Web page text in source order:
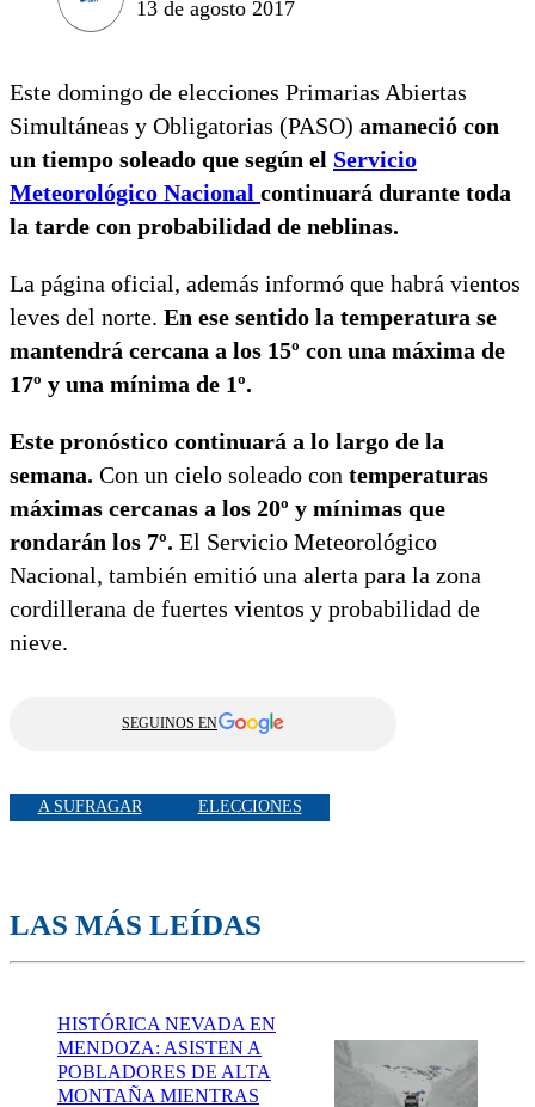
13 de agosto 2017
Este domingo de elecciones Primarias Abiertas
Simultáneas y Obligatorias (PASO) amaneció con
un tiempo soleado que según el Servicio
Meteorológico Nacional continuará durante toda
la tarde con probabilidad de neblinas.
La página oficial, además informó que habrá vientos
leves del norte. En ese sentido la temperatura se
mantendrá cercana a los 15º con una máxima de
17º y una mínima de 1º.
Este pronóstico continuará a lo largo de la
semana. Con un cielo soleado con temperaturas
máximas cercanas a los 20º y mínimas que
rondarán los 7º. El Servicio Meteorológico
Nacional, también emitió una alerta para la zona
cordillerana de fuertes vientos y probabilidad de
nieve.
SEGUINOS EN
A SUFRAGAR ELECCIONES
LAS MÁS LEÍDAS
HISTÓRICA NEVADA EN
MENDOZA: ASISTEN A
POBLADORES DE ALTA
MONTAÑA MIENTRAS